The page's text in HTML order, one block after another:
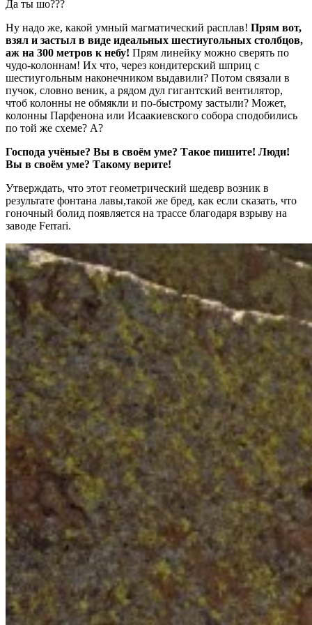
Да ты шо???
Ну надо же, какой умный магматический расплав! Прям вот,
взял и застыл в виде идеальных шестиугольных столбцов,
аж на 300 метров к небу! Прям линейку можно сверять по
чудо-колоннам! Их что, через кондитерский шприц с
шестиугольным наконечником выдавили? Потом связали в
пучок, словно веник, а рядом дул гигантский вентилятор,
чтоб колонны не обмякли и по-быстрому застыли? Может,
колонны Парфенона или Исаакиевского собора сподобились
по той же схеме? А?
Господа учёные? Вы в своём уме? Такое пишите! Люди!
Вы в своём уме? Такому верите!
Утверждать, что этот геометрический шедевр возник в
результате фонтана лавы,такой же бред, как если сказать, что
гоночный болид появляется на трассе благодаря взрыву на
заводе Ferrari.